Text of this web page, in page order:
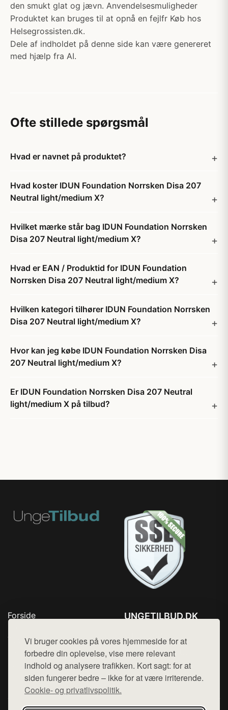
Vi bruger cookies på vores hjemmeside for at
forbedre din oplevelse, vise mere relevant
indhold og analysere trafikken. Kort sagt: for at
siden fungerer bedre – ikke for at være irriterende.
Cookie- og privatlivspolitik.
den smukt glat og jævn. Anvendelsesmuligheder
Produktet kan bruges til at opnå en fejlfr Køb hos
Helsegrossisten.dk.
Dele af indholdet på denne side kan være genereret
med hjælp fra AI.
Ofte stillede spørgsmål
Hvad er navnet på produktet?
Hvad koster IDUN Foundation Norrsken Disa 207
Neutral light/medium X?
Hvilket mærke står bag IDUN Foundation Norrsken
Disa 207 Neutral light/medium X?
Hvad er EAN / Produktid for IDUN Foundation
Norrsken Disa 207 Neutral light/medium X?
Hvilken kategori tilhører IDUN Foundation Norrsken
Disa 207 Neutral light/medium X?
Hvor kan jeg købe IDUN Foundation Norrsken Disa
207 Neutral light/medium X?
Er IDUN Foundation Norrsken Disa 207 Neutral
light/medium X på tilbud?
Forside
Top Rabatter
Blog
Kontakt
UNGETILBUD.DK
Mail: hej@want.dk
Cookie- og privatlivspolitik